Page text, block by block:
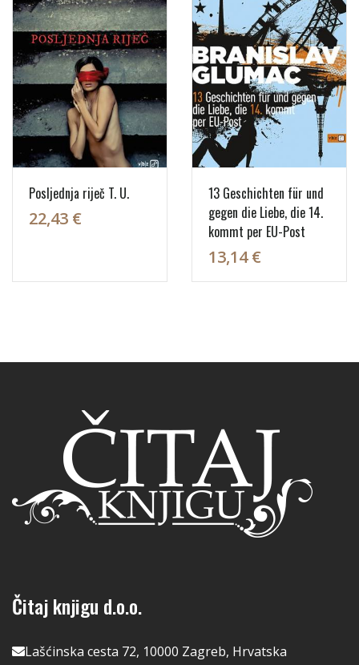
Posljednja riječ T. U.
22,43 €
13 Geschichten für und
gegen die Liebe, die 14.
kommt per EU-Post
13,14 €
Čitaj knjigu d.o.o.
Lašćinska cesta 72, 10000 Zagreb, Hrvatska